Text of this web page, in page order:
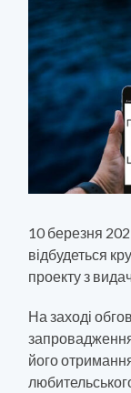
10 березня
відбудеться
проекту з
На заході
його